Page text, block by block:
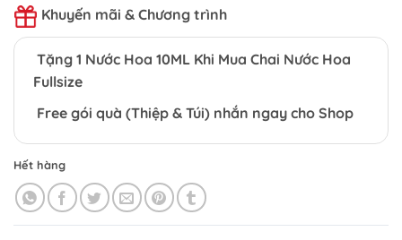
Khuyến mãi & Chương trình
Tặng 1 Nước Hoa 10ML Khi Mua Chai Nước Hoa
Fullsize
Free gói quà (Thiệp & Túi) nhắn ngay cho Shop
Hết hàng